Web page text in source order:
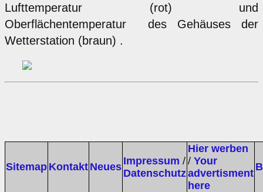
Lufttemperatur (rot) und
Oberflächentemperatur des Gehäuses der
Wetterstation (braun) .
Sitemap Kontakt Neues Impressum /
Datenschutz
Hier werben
/ Your
advertisment
here